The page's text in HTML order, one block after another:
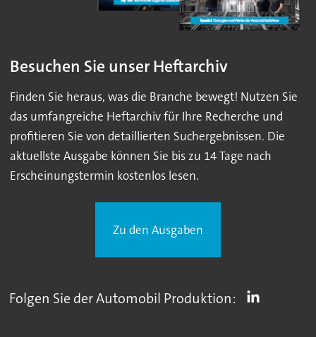
Besuchen Sie unser Heftarchiv
Finden Sie heraus, was die Branche bewegt! Nutzen Sie
das umfangreiche Heftarchiv für Ihre Recherche und
profitieren Sie von detaillierten Suchergebnissen. Die
aktuellste Ausgabe können Sie bis zu 14 Tage nach
Erscheinungstermin kostenlos lesen.
Zu den Ausgaben
Folgen Sie der Automobil Produktion: